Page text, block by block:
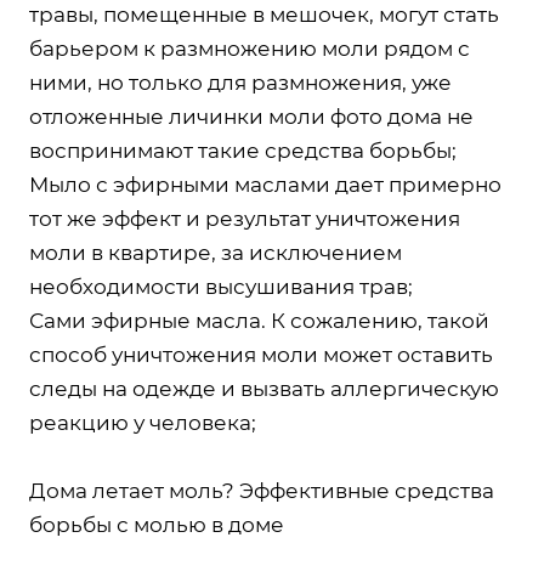
травы, помещенные в мешочек, могут стать
барьером к размножению моли рядом с
ними, но только для размножения, уже
отложенные личинки моли фото дома не
воспринимают такие средства борьбы;
Мыло с эфирными маслами дает примерно
тот же эффект и результат уничтожения
моли в квартире, за исключением
необходимости высушивания трав;
Сами эфирные масла. К сожалению, такой
способ уничтожения моли может оставить
следы на одежде и вызвать аллергическую
реакцию у человека;
Дома летает моль? Эффективные средства
борьбы с молью в доме